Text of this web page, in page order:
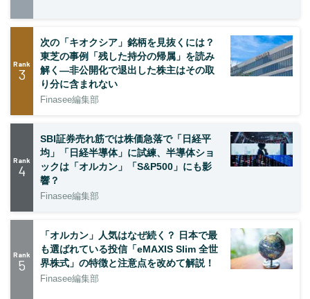
Rank
3
次の「キオクシア」銘柄を見抜くには？
東芝の事例「残した持分の帰属」を読み
解く—非公開化で退出した株主はその取
り分に含まれない
Finasee編集部
Rank
4
SBI証券売れ筋では株価急落で「日経平
均」「日経半導体」に試練、半導体ショ
ックは「オルカン」「S&P500」にも影
響？
Finasee編集部
Rank
5
「オルカン」人気はなぜ続く？ 日本で最
も選ばれている投信「eMAXIS Slim 全世
界株式」の特徴と注意点を改めて解説！
Finasee編集部